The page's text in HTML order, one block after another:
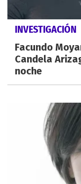
INVESTIGACIÓN
Facundo
Candela
noche